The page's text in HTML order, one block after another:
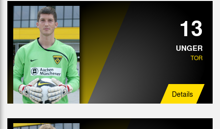
13
UNGER
TOR
Details